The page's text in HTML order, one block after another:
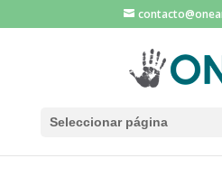
Seleccionar página